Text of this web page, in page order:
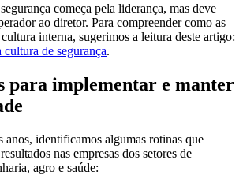
começa pela liderança, mas deve
ao diretor. Para compreender como as
interna, sugerimos a leitura deste artigo:
de segurança.
para implementar e manter
identificamos algumas rotinas que
nas empresas dos setores de
agro e saúde: